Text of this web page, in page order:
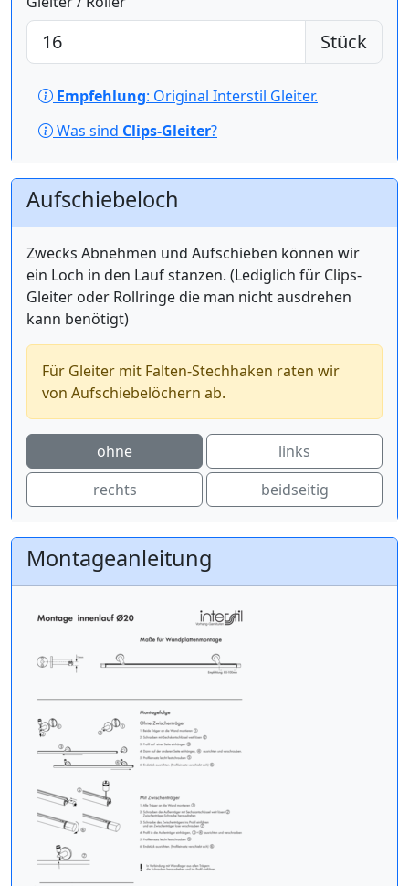
Stück
Empfehlung: Original Interstil Gleiter.
Was sind Clips-Gleiter?
Aufschiebeloch
Zwecks Abnehmen und Aufschieben können wir
ein Loch in den Lauf stanzen. (Lediglich für Clips-
Gleiter oder Rollringe die man nicht ausdrehen
kann benötigt)
Für Gleiter mit Falten-Stechhaken raten wir
von Aufschiebelöchern ab.
ohne
links
rechts
beidseitig
Montageanleitung